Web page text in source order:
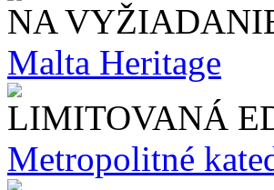
NA
Malta Heritage
LIMITOVANÁ
Metropolitné